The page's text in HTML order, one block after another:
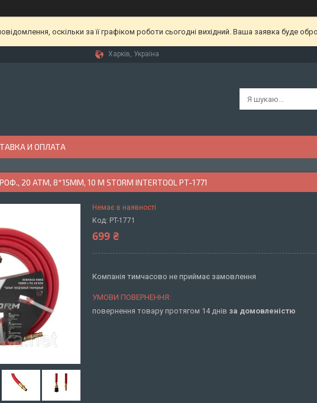
оскільки за її графіком роботи сьогодні вихідний. Ваша заявка буде
Харків, Україна
И ОПЛАТА
20 АТМ, 8*15ММ, 10 М STORM INTERTOOL PT-1771
Немає в наявності
Код: PT-1771
699 ₴
Компанія тимчасово не приймає замовлення
повернення товару протягом 14 днів за домовленістю